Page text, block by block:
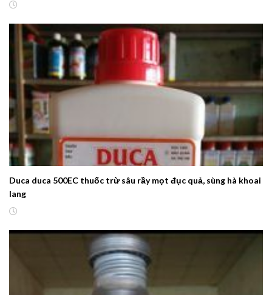
Duca duca 500EC thuốc trừ sâu rầy mọt đục quả, sùng hà khoai
lang